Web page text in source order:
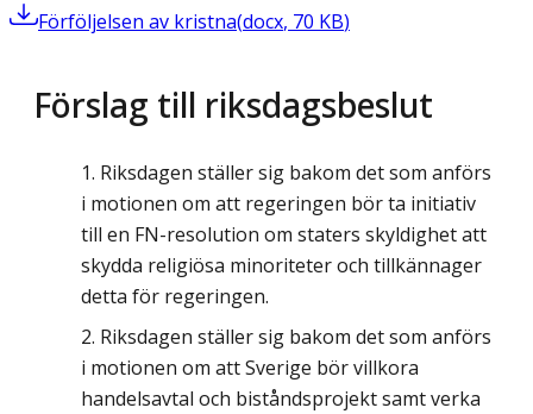
Förföljelsen av kristna(docx, 70 KB)
Förslag till riksdagsbeslut
Riksdagen ställer sig bakom det som anförs
i motionen om att regeringen bör ta initiativ
till en FN-resolution om staters skyldighet att
skydda religiösa minoriteter och tillkännager
detta för regeringen.
Riksdagen ställer sig bakom det som anförs
i motionen om att Sverige bör villkora
handelsavtal och biståndsprojekt samt verka